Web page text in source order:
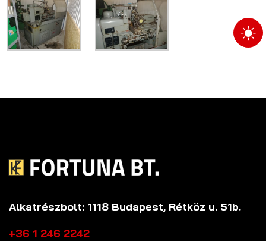
Alkatrészbolt: 1118 Budapest, Rétköz u. 51b.
+36 1 246 2242